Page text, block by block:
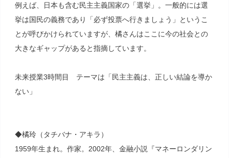
例えば、日本も含む民主主義国家の「選挙」。一般的には選
挙は国民の義務であり「必ず投票へ行きましょう」というこ
とが呼びかけられていますが、橘さんはここに今の社会との
大きなギャップがあると指摘しています。
未来授業3時間目 テーマは「民主主義は、正しい結論を導か
ない」
◆橘玲（タチバナ・アキラ）
1959年生まれ。作家。2002年、金融小説『マネーロンダリン